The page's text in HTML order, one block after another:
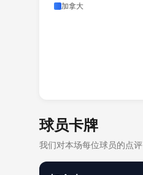
加拿大
球员卡牌
我们对本场每位球员的点评